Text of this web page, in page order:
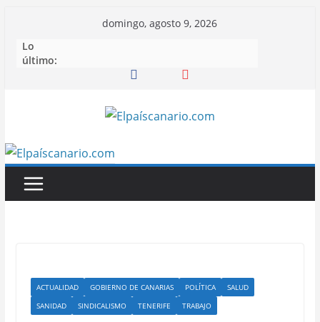
contenido
domingo, agosto 9, 2026
Lo
último:
ACTUALIDAD GOBIERNO DE CANARIAS POLÍTICA
SALUD
SANIDAD
SINDICALISMO TENERIFE TRABAJO